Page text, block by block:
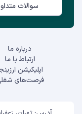
سوالات
درباره ما
ارتباط با ما
اپلیکیشن
فرصت‌های